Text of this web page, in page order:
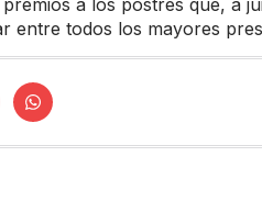
entre todos los mayores